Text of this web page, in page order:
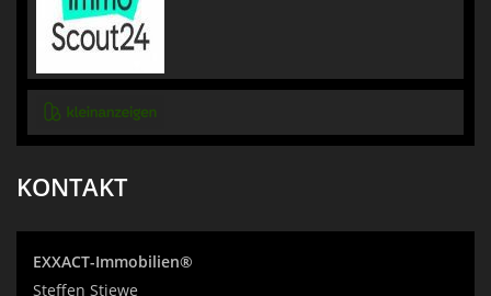
KONTAKT
EXXACT-Immobilien®
Steffen Stiewe